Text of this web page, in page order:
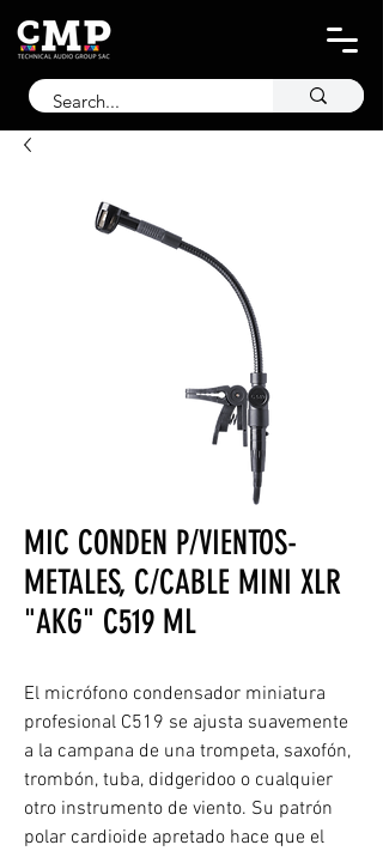
MIC CONDEN P/VIENTOS-
METALES, C/CABLE MINI XLR
"AKG" C519 ML
El micrófono condensador miniatura
profesional C519 se ajusta suavemente
a la campana de una trompeta, saxofón,
trombón, tuba, didgeridoo o cualquier
otro instrumento de viento. Su patrón
polar cardioide apretado hace que el